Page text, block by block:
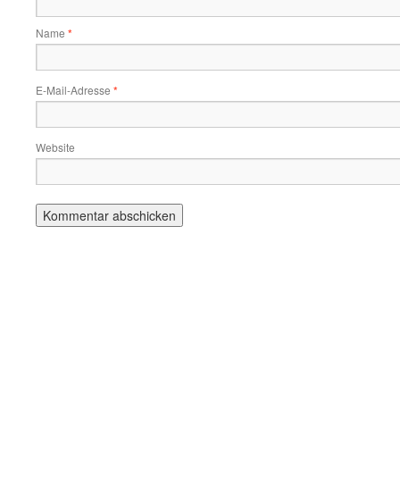
Name *
E-Mail-Adresse *
Website